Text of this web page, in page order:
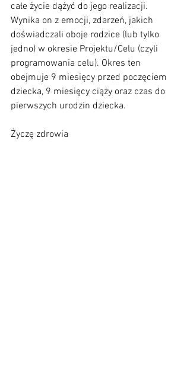
całe życie dążyć do jego realizacji.
Wynika on z emocji, zdarzeń, jakich
doświadczali oboje rodzice (lub tylko
jedno) w okresie Projektu/Celu (czyli
programowania celu). Okres ten
obejmuje 9 miesięcy przed poczęciem
dziecka, 9 miesięcy ciąży oraz czas do
pierwszych urodzin dziecka.
Życzę zdrowia